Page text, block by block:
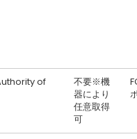
of
不要※機
器により
任意取得
可